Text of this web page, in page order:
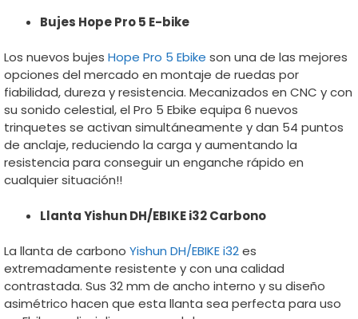
Bujes Hope Pro 5 E-bike
Los nuevos bujes Hope Pro 5 Ebike son una de las mejores
opciones del mercado en montaje de ruedas por
fiabilidad, dureza y resistencia. Mecanizados en CNC y con
su sonido celestial, el Pro 5 Ebike equipa 6 nuevos
trinquetes se activan simultáneamente y dan 54 puntos
de anclaje, reduciendo la carga y aumentando la
resistencia para conseguir un enganche rápido en
cualquier situación!!
Llanta Yishun DH/EBIKE i32 Carbono
La llanta de carbono Yishun DH/EBIKE i32es
extremadamente resistente y con una calidad
contrastada. Sus 32 mm de ancho interno y su diseño
asimétrico hacen que esta llanta sea perfecta para uso